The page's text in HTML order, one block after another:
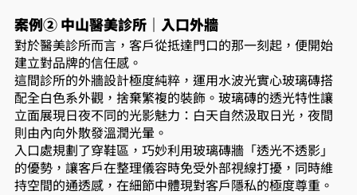
案例② 中山醫美診所｜入口外牆
對於醫美診所而言，客戶從抵達門口的那一刻起，便開始
建立對品牌的信任感。
這間診所的外牆設計極度純粹，運用水波光實心玻璃磚搭
配全白色系外觀，捨棄繁複的裝飾。玻璃磚的透光特性讓
立面展現日夜不同的光影魅力：白天自然汲取日光，夜間
則由內向外散發溫潤光暈。
入口處規劃了穿鞋區，巧妙利用玻璃磚牆「透光不透影」
的優勢，讓客戶在整理儀容時免受外部視線打擾，同時維
持空間的通透感，在細節中體現對客戶隱私的極度尊重。